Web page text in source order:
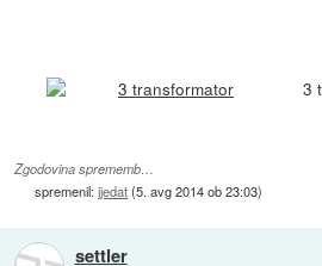
3
Zgodovina sprememb…
spremenil:jjedat(5. avg 2014 ob 23:03)
settler